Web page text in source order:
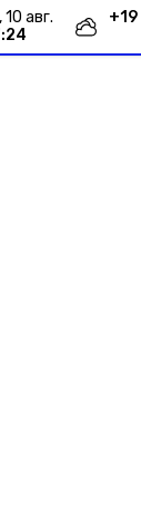
10 авг.
+19